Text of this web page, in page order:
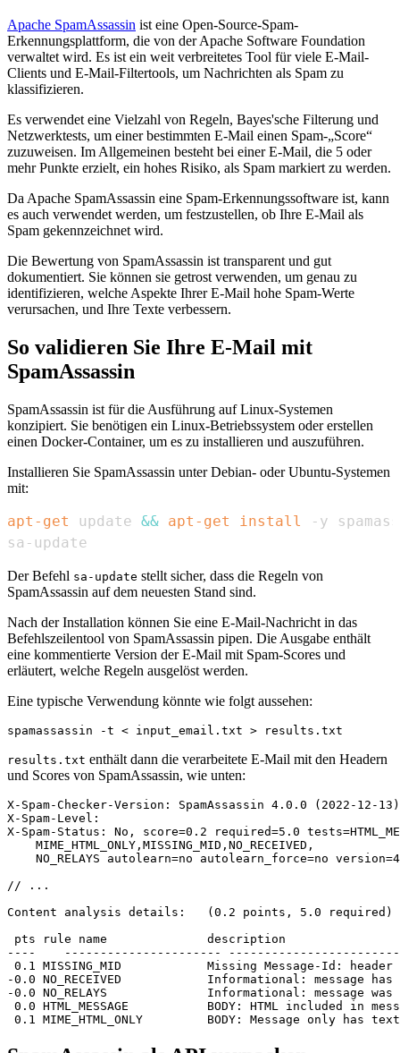
Apache SpamAssassin ist eine Open-Source-Spam-
Erkennungsplattform, die von der Apache Software Foundation
verwaltet wird. Es ist ein weit verbreitetes Tool für viele E-Mail-
Clients und E-Mail-Filtertools, um Nachrichten als Spam zu
klassifizieren.
Es verwendet eine Vielzahl von Regeln, Bayes'sche Filterung und
Netzwerktests, um einer bestimmten E-Mail einen Spam-„Score“
zuzuweisen. Im Allgemeinen besteht bei einer E-Mail, die 5 oder
mehr Punkte erzielt, ein hohes Risiko, als Spam markiert zu werden.
Da Apache SpamAssassin eine Spam-Erkennungssoftware ist, kann
es auch verwendet werden, um festzustellen, ob Ihre E-Mail als
Spam gekennzeichnet wird.
Die Bewertung von SpamAssassin ist transparent und gut
dokumentiert. Sie können sie getrost verwenden, um genau zu
identifizieren, welche Aspekte Ihrer E-Mail hohe Spam-Werte
verursachen, und Ihre Texte verbessern.
So validieren Sie Ihre E-Mail mit
SpamAssassin
SpamAssassin ist für die Ausführung auf Linux-Systemen
konzipiert. Sie benötigen ein Linux-Betriebssystem oder erstellen
einen Docker-Container, um es zu installieren und auszuführen.
Installieren Sie SpamAssassin unter Debian- oder Ubuntu-Systemen
mit:
apt-get update && apt-get
install
sa-update
Der Befehl sa-update stellt sicher, dass die Regeln von
SpamAssassin auf dem neuesten Stand sind.
Nach der Installation können Sie eine E-Mail-Nachricht in das
Befehlszeilentool von SpamAssassin pipen. Die Ausgabe enthält
eine kommentierte Version der E-Mail mit Spam-Scores und
erläutert, welche Regeln ausgelöst werden.
Eine typische Verwendung könnte wie folgt aussehen:
results.txt enthält dann die verarbeitete E-Mail mit den Headern
und Scores von SpamAssassin, wie unten:
X-Spam-Checker-Version: SpamAssassin 4.0.0 (2022-12-
X-Spam-Level:
X-Spam-Status: No, score=0.2 required=5.0
    MIME_HTML_ONLY,MISSING_MID,NO_RECEIVED,
NO_RELAYS autolearn=no autolearn_force=no
// ...
Content analysis details:   (0.2 points, 5.0 required)
pts rule name              description
----	---------------------- --------------------------------------------------
0.1 MISSING_MID            Missing Message-Id: header
-0.0 NO_RECEIVED            Informational: message has
-0.0 NO_RELAYS              Informational: message was
0.0 HTML_MESSAGE           BODY: HTML included in